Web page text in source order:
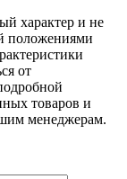
характер и не
положениями
от
товаров и
менеджерам.